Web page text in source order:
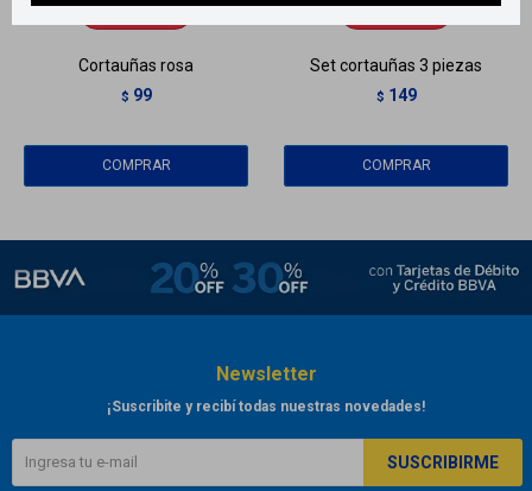
LlegaHOY
Cortauñas rosa
$ 99
LlegaHOY
Set cortauñas 3 piezas
$ 149
Newsletter
¡Suscribite y recibí todas nuestras novedades!
SUSCRIBIRME